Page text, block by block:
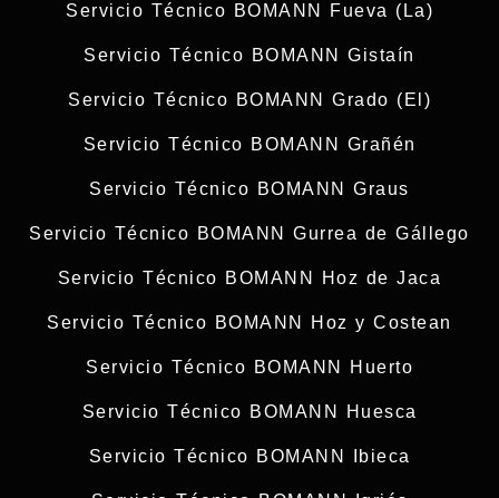
Servicio Técnico BOMANN Fueva (La)
Servicio Técnico BOMANN Gistaín
Servicio Técnico BOMANN Grado (El)
Servicio Técnico BOMANN Grañén
Servicio Técnico BOMANN Graus
Servicio Técnico BOMANN Gurrea de Gállego
Servicio Técnico BOMANN Hoz de Jaca
Servicio Técnico BOMANN Hoz y Costean
Servicio Técnico BOMANN Huerto
Servicio Técnico BOMANN Huesca
Servicio Técnico BOMANN Ibieca